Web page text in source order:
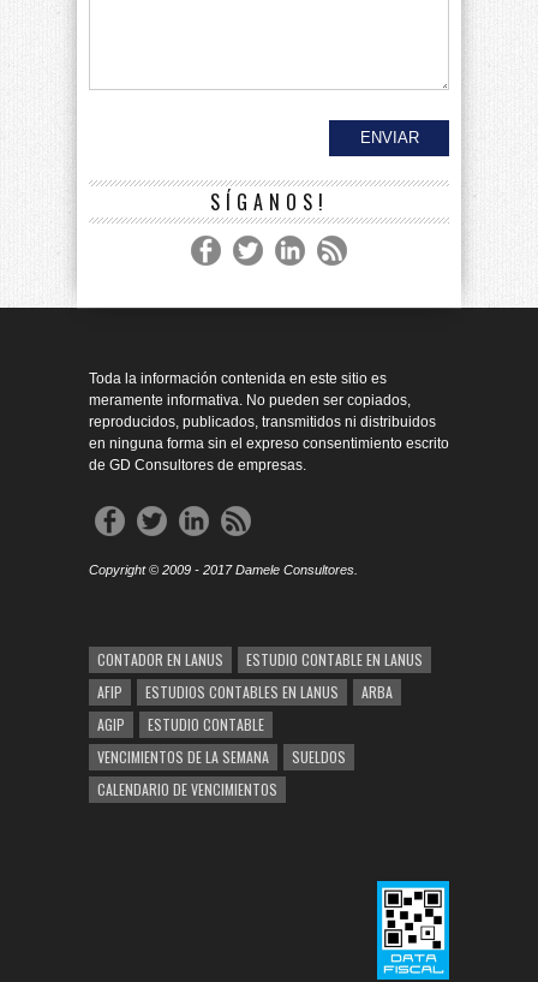
SÍGANOS!
Toda la información contenida en este sitio es
meramente informativa. No pueden ser copiados,
reproducidos, publicados, transmitidos ni distribuidos
en ninguna forma sin el expreso consentimiento escrito
de GD Consultores de empresas.
Copyright © 2009 - 2017 Damele Consultores.
CONTADOR EN LANUS
ESTUDIO CONTABLE EN LANUS
AFIP
ESTUDIOS CONTABLES EN LANUS
ARBA
AGIP
ESTUDIO CONTABLE
VENCIMIENTOS DE LA SEMANA
SUELDOS
CALENDARIO DE VENCIMIENTOS